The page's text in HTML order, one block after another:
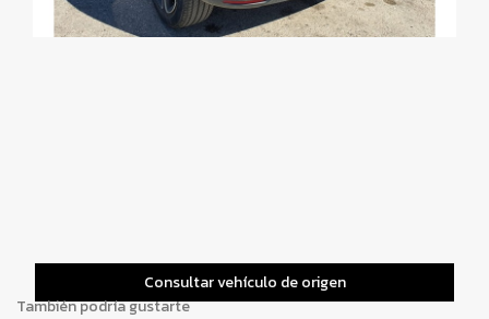
Consultar vehículo de origen
También podría gustarte